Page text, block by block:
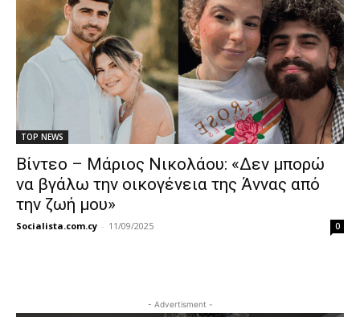
TOP NEWS
Βίντεο – Μάριος Νικολάου: «Δεν μπορώ
να βγάλω την οικογένεια της Άννας από
την ζωή μου»
Socialista.com.cy - 11/09/2025 0
- Advertisment -